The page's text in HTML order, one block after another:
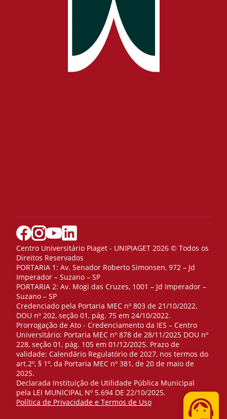
Centro Universitário Piaget - UNIPIAGET 2026 © Todos os
Direitos Reservados
PORTARIA 1: Av. Senador Roberto Simonsen, 972 – Jd
Imperador – Suzano – SP
PORTARIA 2: Av. Mogi das Cruzes, 1001 – Jd Imperador –
Suzano – SP
Credenciado pela Portaria MEC nº 803 de 21/10/2022,
DOU nº 202, seção 01, pág. 75 em 24/10/2022.
Prorrogação de Ato - Credenciamento da IES – Centro
Universitário: Portaria MEC nº 878 de 28/11/2025 DOU nº
228, seção 01, pág. 105 em 01/12/2025. Prazo de
validade: Calendário Regulatório de 2027, nos termos do
art.2º, § 1º, da Portaria MEC nº 381, de 20 de maio de
2025.
Declarada Instituição de Utilidade Pública Municipal
pela LEI MUNICIPAL Nº 5.694 DE 22/10/2025.
Política de Privacidade e Termos de Uso
Telefone
WhatsApp